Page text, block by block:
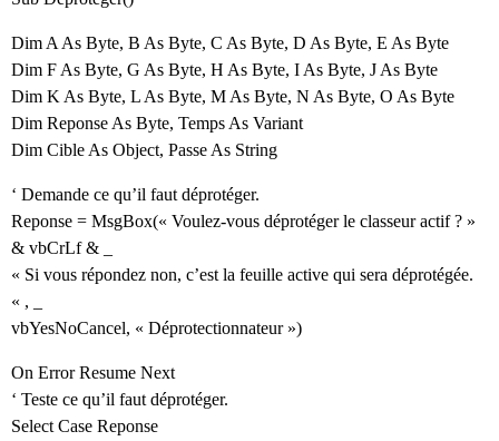
Dim A As Byte, B As Byte, C As Byte, D As Byte, E As Byte
Dim F As Byte, G As Byte, H As Byte, I As Byte, J As Byte
Dim K As Byte, L As Byte, M As Byte, N As Byte, O As Byte
Dim Reponse As Byte, Temps As Variant
Dim Cible As Object, Passe As String
‘ Demande ce qu’il faut déprotéger.
Reponse = MsgBox(« Voulez-vous déprotéger le classeur actif ? »
& vbCrLf & _
« Si vous répondez non, c’est la feuille active qui sera déprotégée.
« , _
vbYesNoCancel, « Déprotectionnateur »)
On Error Resume Next
‘ Teste ce qu’il faut déprotéger.
Select Case Reponse